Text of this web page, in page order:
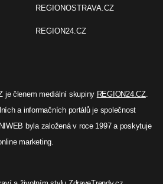
REGIONOSTRAVA.CZ
REGION24.CZ
je členem mediální skupiny REGION24.CZ.
a informačních portálů je společnost
byla založená v roce 1997 a poskytuje
marketing.